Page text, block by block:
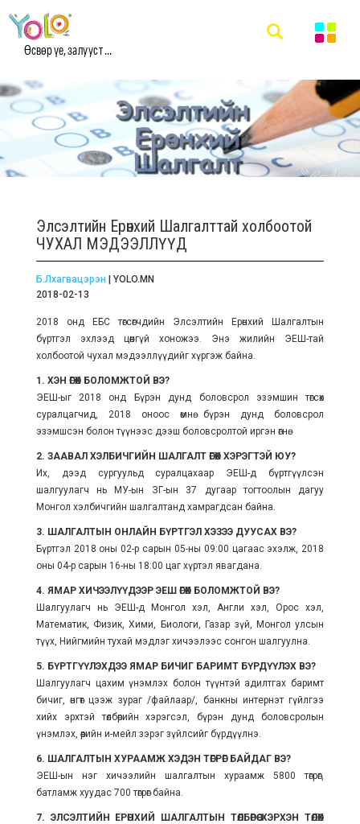
Өсвөр үе, залууст ...
Элсэлтийн Ерөнхий Шалгалттай холбоотой
ЧУХАЛ МЭДЭЭЛЛҮҮД
Б.Лхагвацэрэн | YOLO.MN
2018-02-13
2018 онд ЕБС төгсөгчдийн Элсэлтийн Ерөнхий Шалгалтын
бүртгэл эхлээд цөөнгүй хоножээ. Энэ жилийн ЭЕШ-тай
холбоотой чухал мэдээллүүдийг хүргэж байна.
1. ХЭН ӨГӨХ БОЛОМЖТОЙ ВЭ?
ЭЕШ-ыг 2018 онд Бүрэн дунд боловсрол эзэмшин төгсөх
суралцагчид, 2018 оноос өмнө бүрэн дунд боловсрол
эзэмшсэн болон түүнээс дээш боловсролтой иргэн өгнө.
2. ЗААВАЛ ХЭЛБИЧГИЙН ШАЛГАЛТ ӨГӨХ ХЭРЭГТЭЙ ЮУ?
Их, дээд сургуульд суралцахаар ЭЕШ-д бүртгүүлсэн
шалгуулагч нь МУ-ын ЗГ-ын 37 дугаар тогтоолын дагуу
Монгол хэлбичгийн шалгалтанд хамрагдсан байна.
3. ШАЛГАЛТЫН ОНЛАЙН БҮРТГЭЛ ХЭЗЭЭ ДУУСАХ ВЭ?
Бүртгэл 2018 оны 02-р сарын 05-ны 09:00 цагаас эхэлж, 2018
оны 04-р сарын 16-ны 18:00 цаг хүртэл явагдана.
4. ЯМАР ХИЧЭЭЛҮҮДЭЭР ЭЕШ ӨГӨХ БОЛОМЖТОЙ ВЭ?
Шалгуулагч нь ЭЕШ-д Монгол хэл, Англи хэл, Орос хэл,
Математик, Физик, Хими, Биологи, Газар зүй, Монгол улсын
түүх, Нийгмийн тухай мэдлэг хичээлээс сонгон шалгуулна.
5. БҮРТГҮҮЛЭХДЭЭ ЯМАР БИЧИГ БАРИМТ БҮРДҮҮЛЭХ ВЭ?
Шалгуулагч цахим үнэмлэх болон түүнтэй адилтгах баримт
бичиг, өнгөт цээж зураг /файлаар/, банкны интернэт гүйлгээ
хийх эрхтэй төлбөрийн хэрэгсэл, бүрэн дунд боловсролын
үнэмлэх, өөрийн и-мейл зэрэг зүйлсийг бүрдүүлнэ.
6. ШАЛГАЛТЫН ХУРААМЖ ХЭДЭН ТӨГРӨГ БАЙДАГ ВЭ?
ЭЕШ-ын нэг хичээлийн шалгалтын хураамж 5800 төгрөг,
батламж хуудас 700 төгрөг байна.
7. ЭЛСЭЛТИЙН ЕРӨНХИЙ ШАЛГАЛТЫН ТӨЛБӨРӨӨ ХЭРХЭН ТӨЛӨХ